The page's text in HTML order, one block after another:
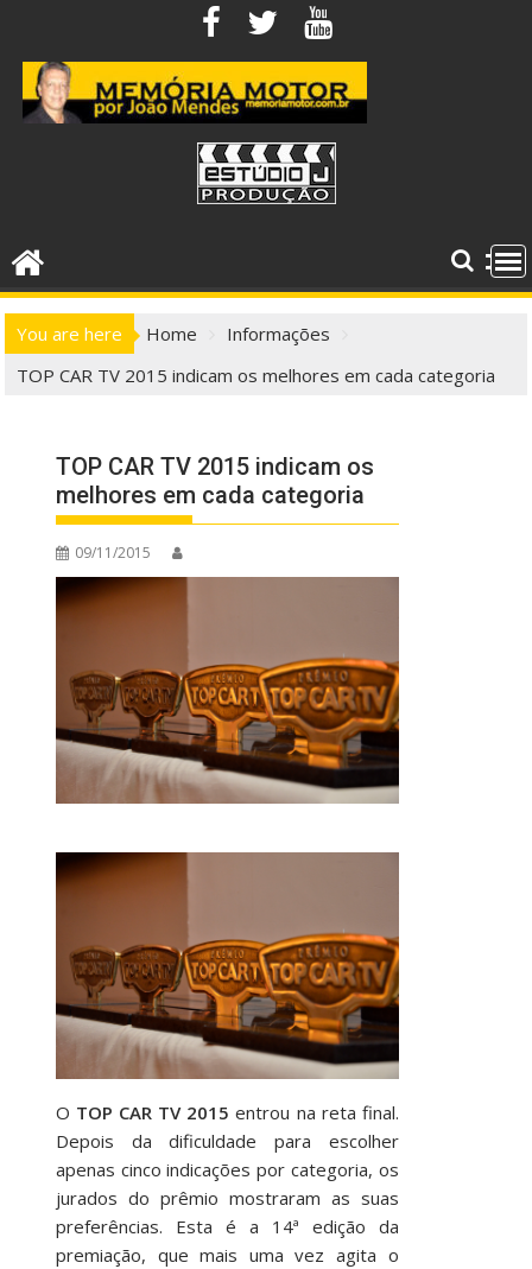
content
You are here Home
Informações
TOP CAR TV 2015 indicam os melhores em cada categoria
TOP CAR TV 2015 indicam os
melhores em cada categoria
09/11/2015
O TOP CAR TV 2015 entrou na reta final.
Depois da dificuldade para escolher
apenas cinco indicações por categoria, os
jurados do prêmio mostraram as suas
preferências. Esta é a 14ª edição da
premiação, que mais uma vez agita o